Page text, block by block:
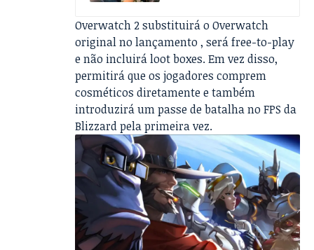
Overwatch 2 substituirá o Overwatch
original no lançamento , será free-to-play
e não incluirá loot boxes. Em vez disso,
permitirá que os jogadores comprem
cosméticos diretamente e também
introduzirá um passe de batalha no FPS da
Blizzard pela primeira vez.